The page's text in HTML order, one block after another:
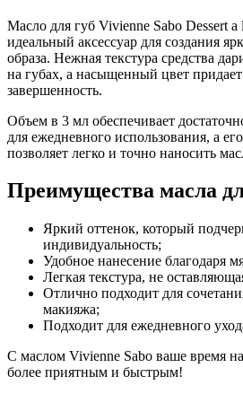
Масло для губ Vivienne Sabo Dessert
идеальный аксессуар для создания
образа. Нежная текстура средства
на губах, а насыщенный цвет
завершенность.
Объем в 3 мл обеспечивает
для ежедневного использования, а
позволяет легко и точно наносить
Преимущества масла
Яркий оттенок, который
индивидуальность;
Удобное нанесение благодаря
Легкая текстура, не
Отлично подходит для
макияжа;
Подходит для ежедневного
С маслом Vivienne Sabo ваше время
более приятным и быстрым!